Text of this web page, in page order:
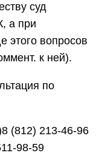
суд
а при
этого вопросов
к ней).
по
(812) 213-46-96
98-59